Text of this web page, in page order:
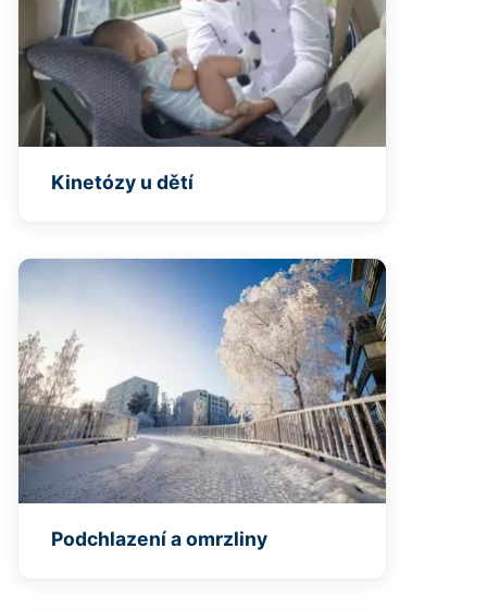
Kinetózy u dětí
Podchlazení a omrzliny